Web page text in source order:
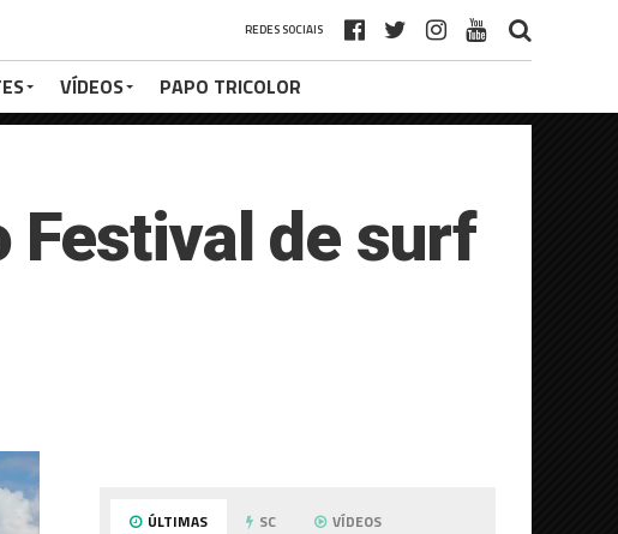
REDES SOCIAIS
VÍDEOS PAPO TRICOLOR
Festival de surf
ÚLTIMAS SC VÍDEOS